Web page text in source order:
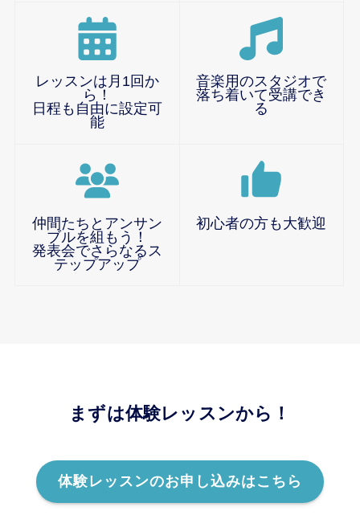
レッスンは月1回か
ら！
日程も自由に設定可
能
音楽用のスタジオで
落ち着いて受講でき
る
仲間たちとアンサン
ブルを組もう！
発表会でさらなるス
テップアップ
初心者の方も大歓迎
まずは体験レッスンから！
体験レッスンのお申し込みはこちら